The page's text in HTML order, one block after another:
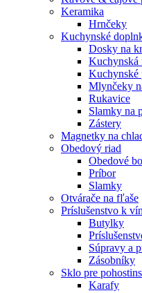
Keramika
Hrnčeky
Kuchynské
Dosky na
Kuchynská
Kuchynské
Mlynčeky
Rukavice
Slamky na
Zástery
Magnetky na
Obedový riad
Obedové
Príbor
Slamky
Otvárače na fľaše
Príslušenstvo k
Butylky
Súpravy a
Zásobníky
Sklo pre
Karafy